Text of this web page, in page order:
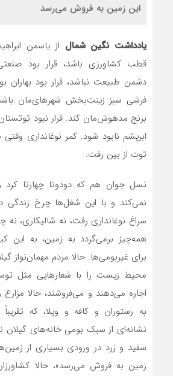
این زمین به فروش می‌رسد
یادداشت نگین شمال از یاسمن
قطب کشاورزی باشد، قرار بود
دشمن طبیعت نباشد، قرار بود بهاران
فرشی سبز زینت‌بخش شهرهای‌مان
برنج مدهوش‌مان کند. قرار نبود
ابریشم نابود شود. کمر نوغانداری
توت از بین رفت.
نسل جوان هم که دودوتا چهارتا
نمی‌کند و با این شغل‌ها چرخ
سراغ نوغانداری رفت، نه شالیکاری، نه
همه‌چیز برمی‌گردد به زمین، به این
برای غیربومی‌ها. حالا مردم مهمان‌نواز
محیط زیست را با شعارهایی مثل
اجاره می‌دهند و می‌فروشند، حالا
به رستوران و کافه و ویلا، که
نشانه‌ای از سبک بومی خانه‌های گیلان
سفید و زرد در ورودی بسیاری از
زمین به فروش می‌رسد»، حالا